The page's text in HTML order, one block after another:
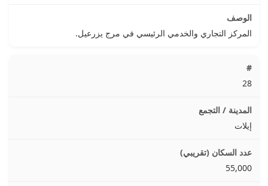
المركز التجاري والخدمي الرئيسي في مرج يزرعيل.
28
إيلات
55,000